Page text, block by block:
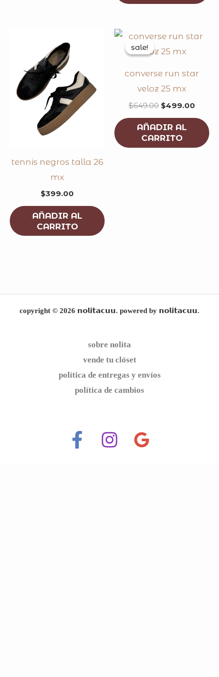
tennis negros talla 26
mx
$399.00
AÑADIR AL
CARRITO
sale!
sale!
converse run star
veloz 25 mx
$649.00
original
was:
$499.00
AÑADIR AL
CARRITO
copyright © 2026 𝗻𝗼𝗹𝗶𝘁𝗮𝗰𝘂𝘂. powered by 𝗻𝗼𝗹𝗶𝘁𝗮𝗰𝘂𝘂.
sobre nolita
vende tu clóset
política de entregas y envíos
política de cambios